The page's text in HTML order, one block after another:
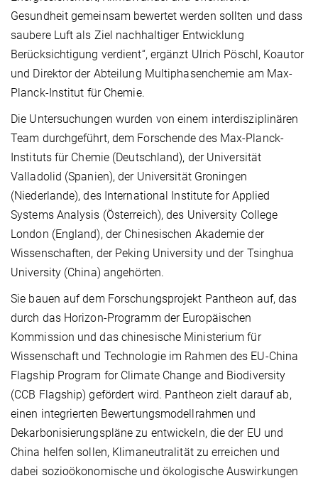
Gesundheit gemeinsam bewertet werden sollten und dass
saubere Luft als Ziel nachhaltiger Entwicklung
Berücksichtigung verdient“, ergänzt Ulrich Pöschl, Koautor
und Direktor der Abteilung Multiphasenchemie am Max-
Planck-Institut für Chemie.
Die Untersuchungen wurden von einem interdisziplinären
Team durchgeführt, dem Forschende des Max-Planck-
Instituts für Chemie (Deutschland), der Universität
Valladolid (Spanien), der Universität Groningen
(Niederlande), des International Institute for Applied
Systems Analysis (Österreich), des University College
London (England), der Chinesischen Akademie der
Wissenschaften, der Peking University und der Tsinghua
University (China) angehörten.
Sie bauen auf dem Forschungsprojekt Pantheon auf, das
durch das Horizon-Programm der Europäischen
Kommission und das chinesische Ministerium für
Wissenschaft und Technologie im Rahmen des EU-China
Flagship Program for Climate Change and Biodiversity
(CCB Flagship) gefördert wird. Pantheon zielt darauf ab,
einen integrierten Bewertungsmodellrahmen und
Dekarbonisierungspläne zu entwickeln, die der EU und
China helfen sollen, Klimaneutralität zu erreichen und
dabei sozioökonomische und ökologische Auswirkungen